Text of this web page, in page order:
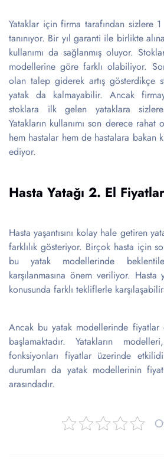
Yataklar için firma tarafından sizlere
tanınıyor. Bir yıl garanti ile birlikte
kullanımı da sağlanmış oluyor.
modellerine göre farklı olabiliyor.
olan talep giderek artış gösterdikçe
yatak da kalmayabilir. Ancak
stoklara ilk gelen yataklara
Yatakların kullanımı son derece
hem hastalar hem de hastalara bakan
ediyor.
Hasta Yatağı 2. El
Hasta yaşantısını kolay hale getiren
farklılık gösteriyor. Birçok hasta için
bu yatak modellerinde
karşılanmasına önem veriliyor.
konusunda farklı tekliflerle
Ancak bu yatak modellerinde fiyatlar
başlamaktadır. Yatakların
fonksiyonları fiyatlar üzerinde
durumları da yatak modellerinin
arasındadır.